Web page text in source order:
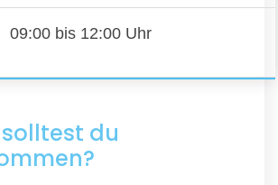
09:00 bis 12:00 Uhr
du